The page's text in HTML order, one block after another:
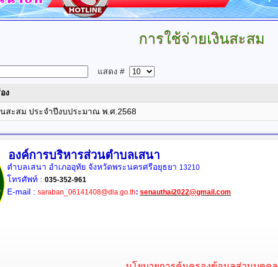
การใช้จ่ายเงินสะสม
แสดง #
ง
นสะสม ประจำปีงบประมาณ พ.ศ.2568
องค์การบริหารส่วนตำบลเสนา
ตำบลเสนา อำเภออุทัย จังหวัดพระนครศรีอยุธยา 13210
โทรศัพท์ : 035-352-961
E-mail : saraban_06141408@dla.go.th: senauthai2022@gmail.com